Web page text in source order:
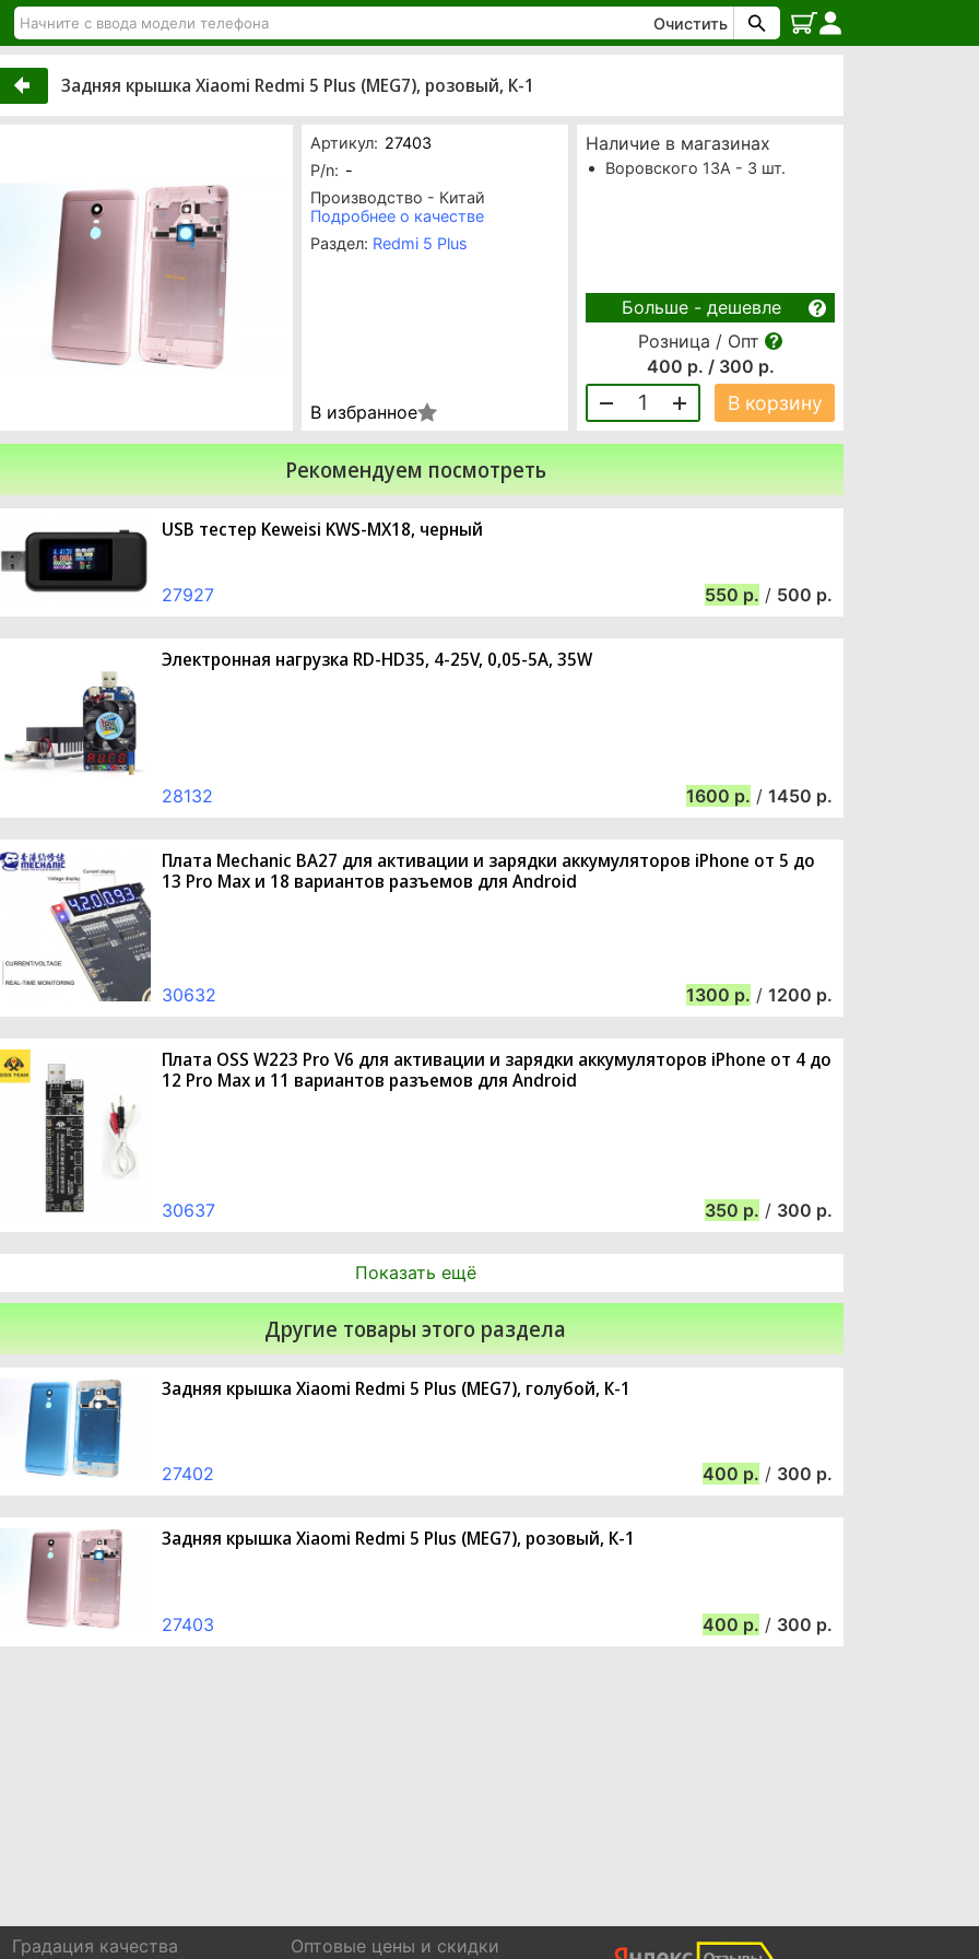
Очистить
Задняя крышка Xiaomi Redmi 5 Plus (MEG7), розовый, К-1
Артикул: 27403
P/n: -
Производство - Китай
Подробнее о качестве
Раздел: Redmi 5 Plus
В избранное
Наличие в магазинах
Воровского 13А - 3 шт.
Больше - дешевле
Розница / Опт
400 р. / 300 р.
1 В корзину
Рекомендуем посмотреть
USB тестер Keweisi KWS-MX18, черный
27927 550 / 500
Электронная нагрузка RD-HD35, 4-25V, 0,05-5A, 35W
28132 1600 / 1450
Плата Mechanic BA27 для активации и зарядки аккумуляторов iPhone от 5 до
13 Pro Max и 18 вариантов разъемов для Android
30632 1300 / 1200
Плата OSS W223 Pro V6 для активации и зарядки аккумуляторов iPhone от 4 до
12 Pro Max и 11 вариантов разъемов для Android
30637 350 / 300
Показать ещё
Другие товары этого раздела
Задняя крышка Xiaomi Redmi 5 Plus (MEG7), голубой, К-1
27402 400 / 300
Задняя крышка Xiaomi Redmi 5 Plus (MEG7), розовый, К-1
27403 400 / 300
Градация качества Оптовые цены и скидки